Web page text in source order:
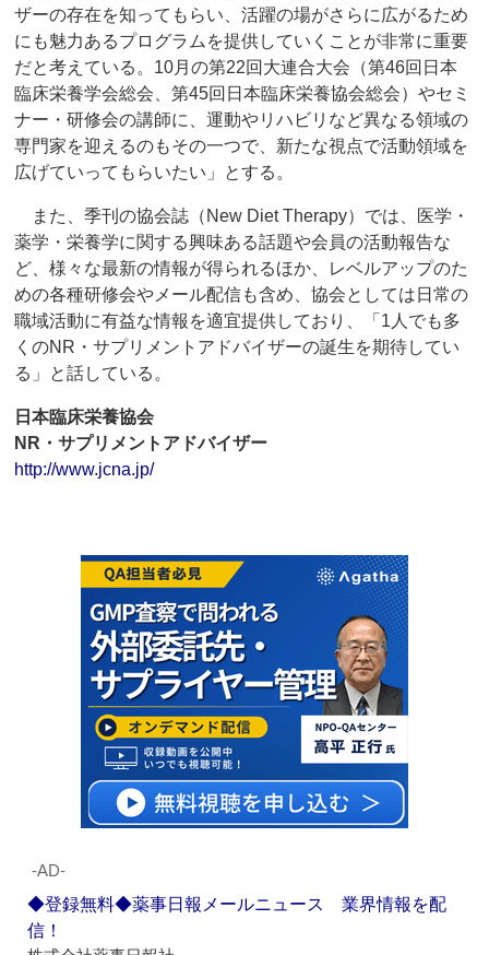
ザーの存在を知ってもらい、活躍の場がさらに広がるため
にも魅力あるプログラムを提供していくことが非常に重要
だと考えている。10月の第22回大連合大会（第46回日本
臨床栄養学会総会、第45回日本臨床栄養協会総会）やセミ
ナー・研修会の講師に、運動やリハビリなど異なる領域の
専門家を迎えるのもその一つで、新たな視点で活動領域を
広げていってもらいたい」とする。
また、季刊の協会誌（New Diet Therapy）では、医学・
薬学・栄養学に関する興味ある話題や会員の活動報告な
ど、様々な最新の情報が得られるほか、レベルアップのた
めの各種研修会やメール配信も含め、協会としては日常の
職域活動に有益な情報を適宜提供しており、「1人でも多
くのNR・サプリメントアドバイザーの誕生を期待してい
る」と話している。
日本臨床栄養協会
NR・サプリメントアドバイザー
http://www.jcna.jp/
‐AD‐
◆登録無料◆薬事日報メールニュース 業界情報を配
信！